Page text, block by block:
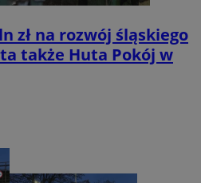
zł na rozwój śląskiego
także Huta Pokój w